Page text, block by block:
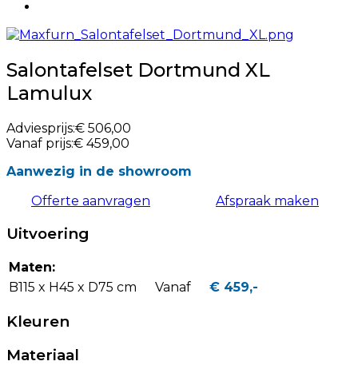
Salontafelset Dortmund XL
Lamulux
Adviesprijs:€ 506,00
Vanaf prijs:€ 459,00
Aanwezig in de showroom
Offerte aanvragen
Afspraak maken
Uitvoering
Maten:
B115 x H45 x D75 cm
Vanaf € 459,-
Kleuren
Materiaal